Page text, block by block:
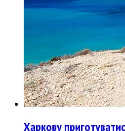
Харкову